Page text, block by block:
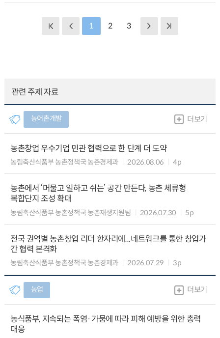
1 2 3
관련 주제 자료
농어촌개발 더보기
농촌창업 우수기업 민관 협력으로 한 단계 더 도약
농림축산식품부 농촌정책국 농촌경제과 2026.08.06 4p
농촌에서 ‘머물고 일하고 쉬는’ 공간 만든다, 농촌 체류형
복합단지 조성 확대
농림축산식품부 농촌정책국 농촌재생지원팀 2026.07.30 5p
전국 권역별 농촌창업 리더 한자리에...네트워크를 통한 창업가
간 협력 본격화
농림축산식품부 농촌정책국 농촌경제과 2026.07.29 3p
농업 더보기
농식품부, 지속되는 폭염·가뭄에 따라 피해 예방을 위한 총력
대응